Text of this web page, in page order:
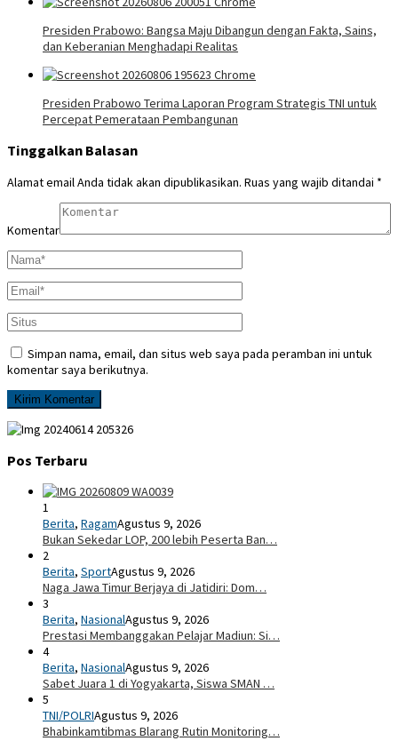
Presiden Prabowo: Bangsa Maju Dibangun dengan Fakta, Sains,
dan Keberanian Menghadapi Realitas
Presiden Prabowo Terima Laporan Program Strategis TNI untuk
Percepat Pemerataan Pembangunan
Tinggalkan Balasan
Alamat email Anda tidak akan dipublikasikan. Ruas yang wajib ditandai *
Komentar
Simpan nama, email, dan situs web saya pada peramban ini untuk
komentar saya berikutnya.
Pos Terbaru
1
Berita, RagamAgustus 9, 2026
Bukan Sekedar LOP, 200 lebih Peserta Ban…
2
Berita, SportAgustus 9, 2026
Naga Jawa Timur Berjaya di Jatidiri: Dom…
3
Berita, NasionalAgustus 9, 2026
Prestasi Membanggakan Pelajar Madiun: Si…
4
Berita, NasionalAgustus 9, 2026
Sabet Juara 1 di Yogyakarta, Siswa SMAN …
5
TNI/POLRIAgustus 9, 2026
Bhabinkamtibmas Blarang Rutin Monitoring…